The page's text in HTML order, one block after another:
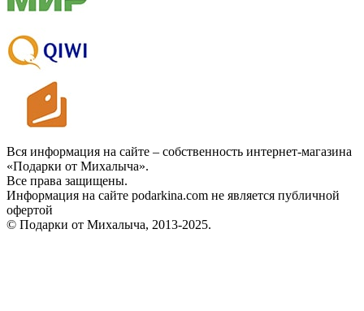
Вся информация на сайте – собственность интернет-магазина
«Подарки от Михалыча».
Все права защищены.
Информация на сайте podarkina.com не является публичной
офертой
© Подарки от Михалыча, 2013-2025.